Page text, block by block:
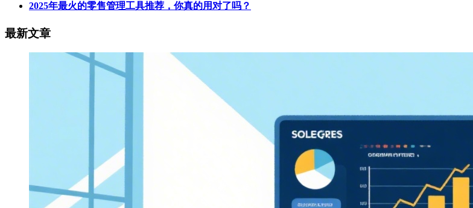
2025年最火的零售管理工具推荐，你真的用对了吗？
最新文章